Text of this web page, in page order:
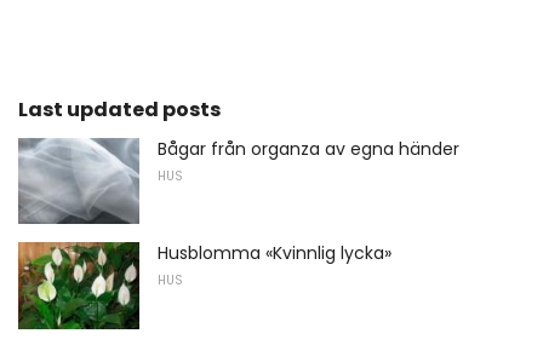
Last updated posts
Bågar från organza av egna händer
HUS
Husblomma «Kvinnlig lycka»
HUS